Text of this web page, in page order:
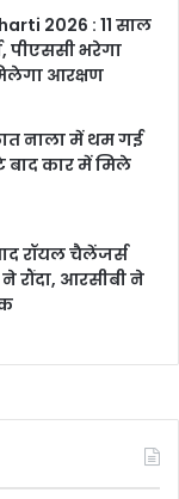
2026 : 11 साल
पीएससी भरेगा
आरक्षण
नाला में थम गई
बाद कार में मिले
रॉयल चैलेंजर्स
रौंदा, आरसीबी ने